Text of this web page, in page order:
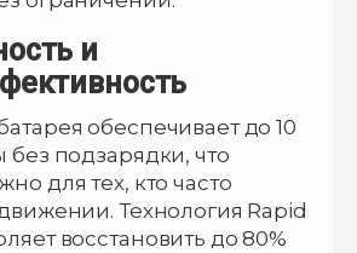
и
обеспечивает до 10
без подзарядки, что
для тех, кто часто
Технология Rapid
восстановить до 80%